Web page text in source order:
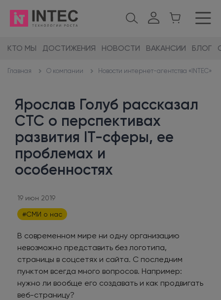
КТО МЫ ДОСТИЖЕНИЯ НОВОСТИ ВАКАНСИИ БЛОГ
Главная О компании Новости интернет-агентства «INTEC»
Ярослав Голуб рассказал
СТС о перспективах
развития IT-сферы, ее
проблемах и
особенностях
19 июн 2019
#СМИ о нас
В современном мире ни одну организацию
невозможно представить без логотипа,
страницы в соцсетях и сайта. С последним
пунктом всегда много вопросов. Например:
нужно ли вообще его создавать и как продвигать
веб-страницу?